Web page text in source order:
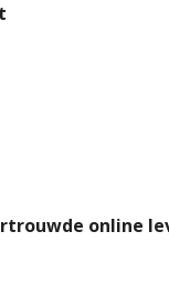
online